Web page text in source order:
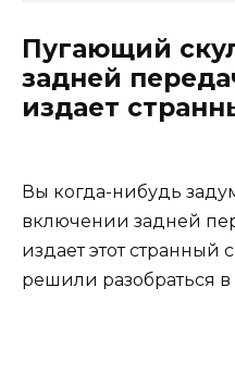
Пугающий
задней
издает
Вы когда-нибудь
включении задней
издает этот
решили разобраться в